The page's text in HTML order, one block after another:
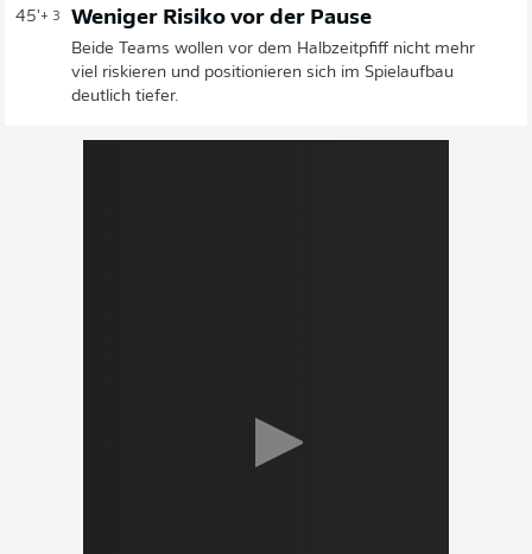
45'+ 3 Weniger Risiko vor der Pause
Beide Teams wollen vor dem Halbzeitpfiff nicht mehr
viel riskieren und positionieren sich im Spielaufbau
deutlich tiefer.